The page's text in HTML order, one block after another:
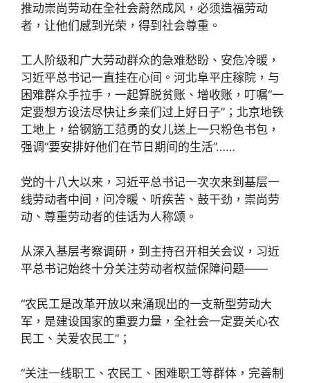
推动崇尚劳动在全社会蔚然成风，必须造福劳动
者，让他们感到光荣，得到社会尊重。
工人阶级和广大劳动群众的急难愁盼、安危冷暖，
习近平总书记一直挂在心间。河北阜平庄稼院，与
困难群众手拉手，一起算脱贫账、增收账，叮嘱“一
定要想方设法尽快让乡亲们过上好日子”；北京地铁
工地上，给钢筋工范勇的女儿送上一只粉色书包，
强调“要安排好他们在节日期间的生活”……
党的十八大以来，习近平总书记一次次来到基层一
线劳动者中间，问冷暖、听疾苦、鼓干劲，崇尚劳
动、尊重劳动者的佳话为人称颂。
从深入基层考察调研，到主持召开相关会议，习近
平总书记始终十分关注劳动者权益保障问题——
“农民工是改革开放以来涌现出的一支新型劳动大
军，是建设国家的重要力量，全社会一定要关心农
民工、关爱农民工”；
“关注一线职工、农民工、困难职工等群体，完善制